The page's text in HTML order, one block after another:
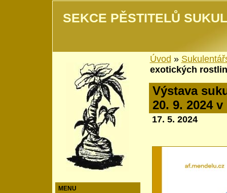
SEKCE PĚSTITELŮ
MENU
Úvod »
exotických rostlin
Výstava
20. 9. 2024
17. 5. 2024